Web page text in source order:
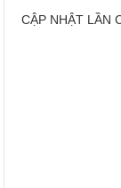
CẬP NHẬT LẦN